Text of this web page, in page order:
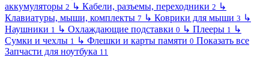
аккумуляторы 2 ↳ Кабели, разъемы, переходники 2 ↳
Клавиатуры, мыши, комплекты 7 ↳ Коврики для мыши 3 ↳
Наушники 1 ↳ Охлаждающие подставки 0 ↳ Плееры 1 ↳
Сумки и чехлы 1 ↳ Флешки и карты памяти 0 Показать все
Запчасти для ноутбука 11